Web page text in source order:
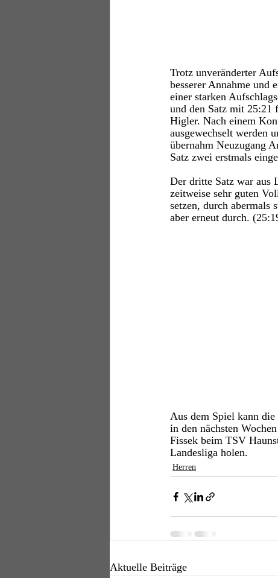
Trotz unveränderter
besserer Annahme und
einer starken
und den Satz mit 25:21
Higler. Nach einem
ausgewechselt werden
übernahm Neuzugang
Satz zwei erstmals
Der dritte Satz war aus
zeitweise sehr guten
setzen, durch abermals
aber erneut durch.
Aus dem Spiel kann
in den nächsten
Fissek beim TSV
Landesliga holen.
Herren
Aktuelle Beiträge